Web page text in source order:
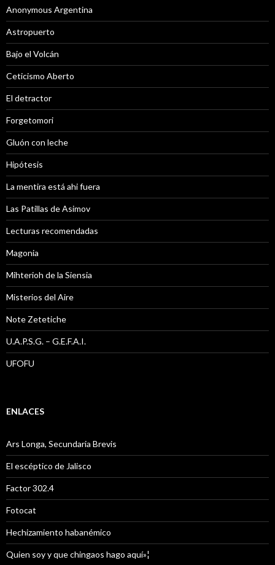
Anonymous Argentina
Astropuerto
Bajo el Volcán
Ceticismo Aberto
El detractor
Forgetomori
Gluón con leche
Hipótesis
La mentira está ahi fuera
Las Patillas de Asimov
Lecturas recomendadas
Magonia
Mihterioh de la Siensia
Misterios del Aire
Note Zetetiche
U.A.P.S.G. – G.E.F.A.I.
UFOFU
ENLACES
Ars Longa, Secundaria Brevis
El escéptico de Jalisco
Factor 302.4
Fotocat
Hechizamiento habanémico
Quien soy y que chingaos hago aquí»¦